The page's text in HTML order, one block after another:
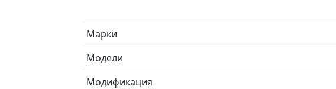
Марки
Модели
Модификация